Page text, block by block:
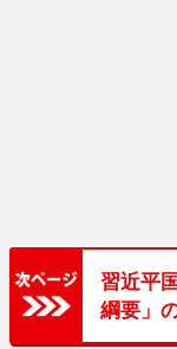
習近平
綱要」